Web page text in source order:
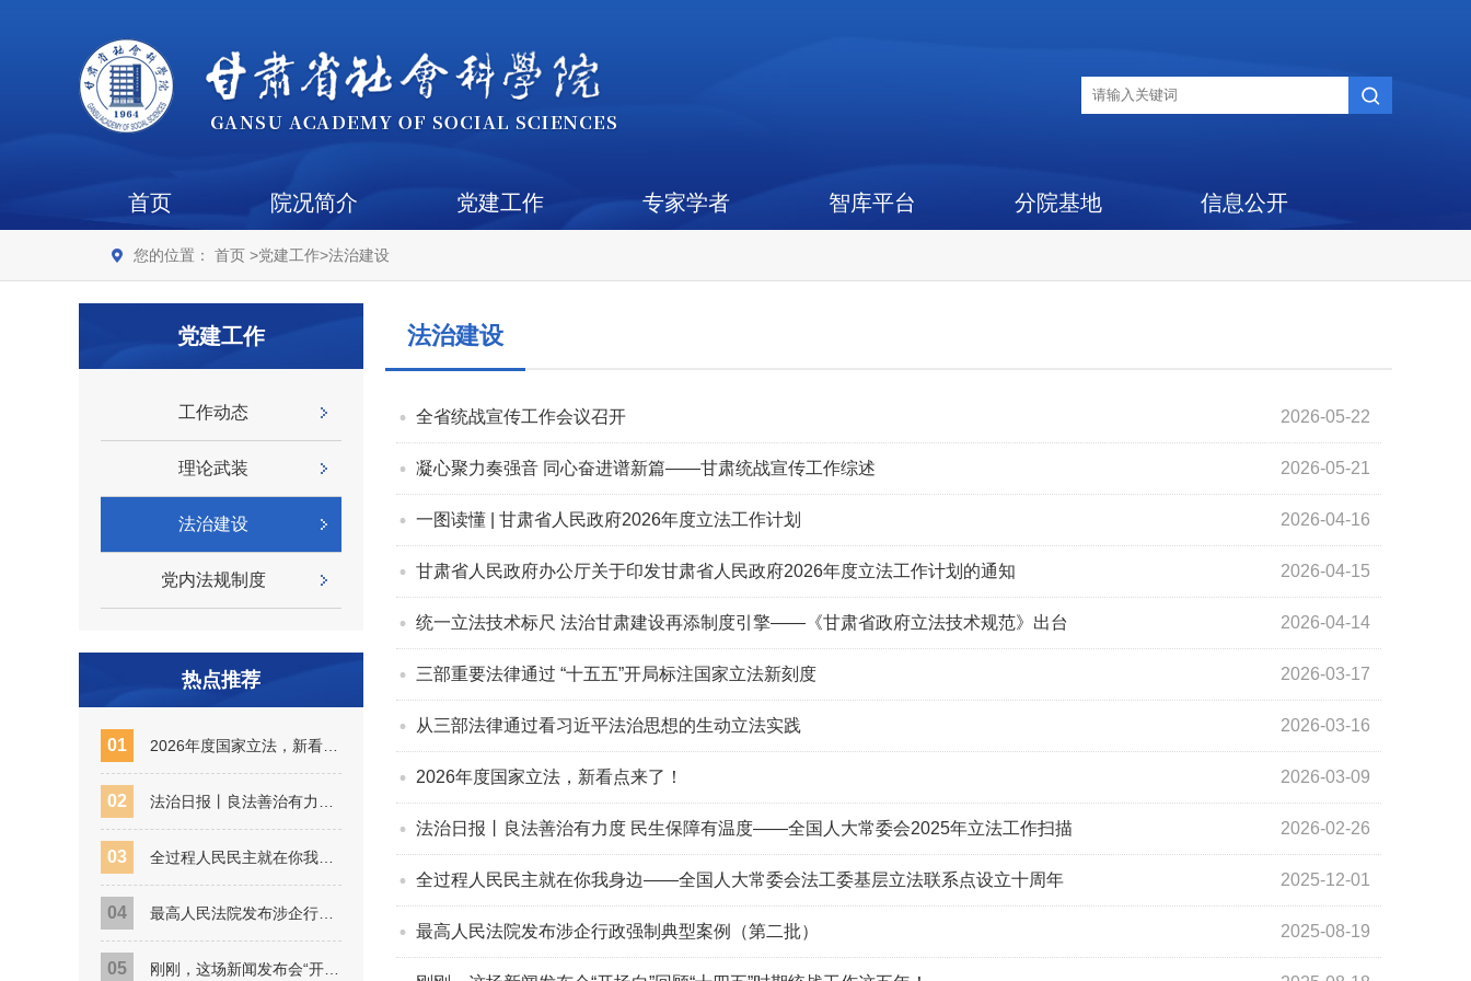
首页 院况简介 党建工作 专家学者 智库平台 分院基地 信息公开
您的位置： 首页 >党建工作>法治建设
党建工作
工作动态
理论武装
法治建设
党内法规制度
热点推荐
01 2026年度国家立法，新看点来了！
02 法治日报丨良法善治有力度 民生保障有温度—…
03 全过程人民民主就在你我身边——全国人大常委…
04 最高人民法院发布涉企行政强制典型案例（第二…
05 刚刚，这场新闻发布会“开场白”回顾“十四五…
法治建设
2026-05-22
全省统战宣传工作会议召开
2026-05-21
凝心聚力奏强音 同心奋进谱新篇——甘肃统战宣传工作综述
2026-04-16
一图读懂 | 甘肃省人民政府2026年度立法工作计划
2026-04-15
甘肃省人民政府办公厅关于印发甘肃省人民政府2026年度立法工作计划的通知
2026-04-14
统一立法技术标尺 法治甘肃建设再添制度引擎——《甘肃省政府立法技术规范》出台
2026-03-17
三部重要法律通过 “十五五”开局标注国家立法新刻度
2026-03-16
从三部法律通过看习近平法治思想的生动立法实践
2026-03-09
2026年度国家立法，新看点来了！
2026-02-26
法治日报丨良法善治有力度 民生保障有温度——全国人大常委会2025年立法工作扫描
2025-12-01
全过程人民民主就在你我身边——全国人大常委会法工委基层立法联系点设立十周年
2025-08-19
最高人民法院发布涉企行政强制典型案例（第二批）